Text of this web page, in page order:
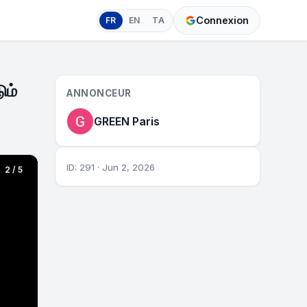
FR EN TA Connexion
2 / 5
ANNONCEUR
GREEN Paris
ID: 291 · Jun 2, 2026